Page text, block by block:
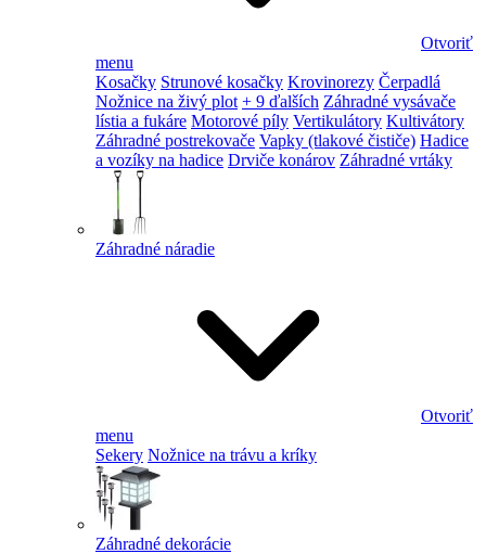
Otvoriť
menu
Kosačky Strunové kosačky Krovinorezy Čerpadlá
Nožnice na živý plot + 9 ďalších Záhradné vysávače
lístia a fukáre Motorové píly Vertikulátory Kultivátory
Záhradné postrekovače Vapky (tlakové čističe) Hadice
a vozíky na hadice Drviče konárov Záhradné vrtáky
Záhradné náradie
Otvoriť
menu
Sekery Nožnice na trávu a kríky
Záhradné dekorácie